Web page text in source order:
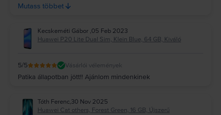
telefonját Rejoy oldaláról válassza ki 😊
Mutass többet
Kecskeméti Gábor ,05 Feb 2023
Huawei P20 Lite Dual Sim, Klein Blue, 64 GB, Kiváló
5/5 Vásárlói vélemények
Patika állapotban jött!! Ajánlom mindenkinek
Tóth Ferenc,30 Nov 2025
Huawei Cat others, Forest Green, 16 GB, Újszerű